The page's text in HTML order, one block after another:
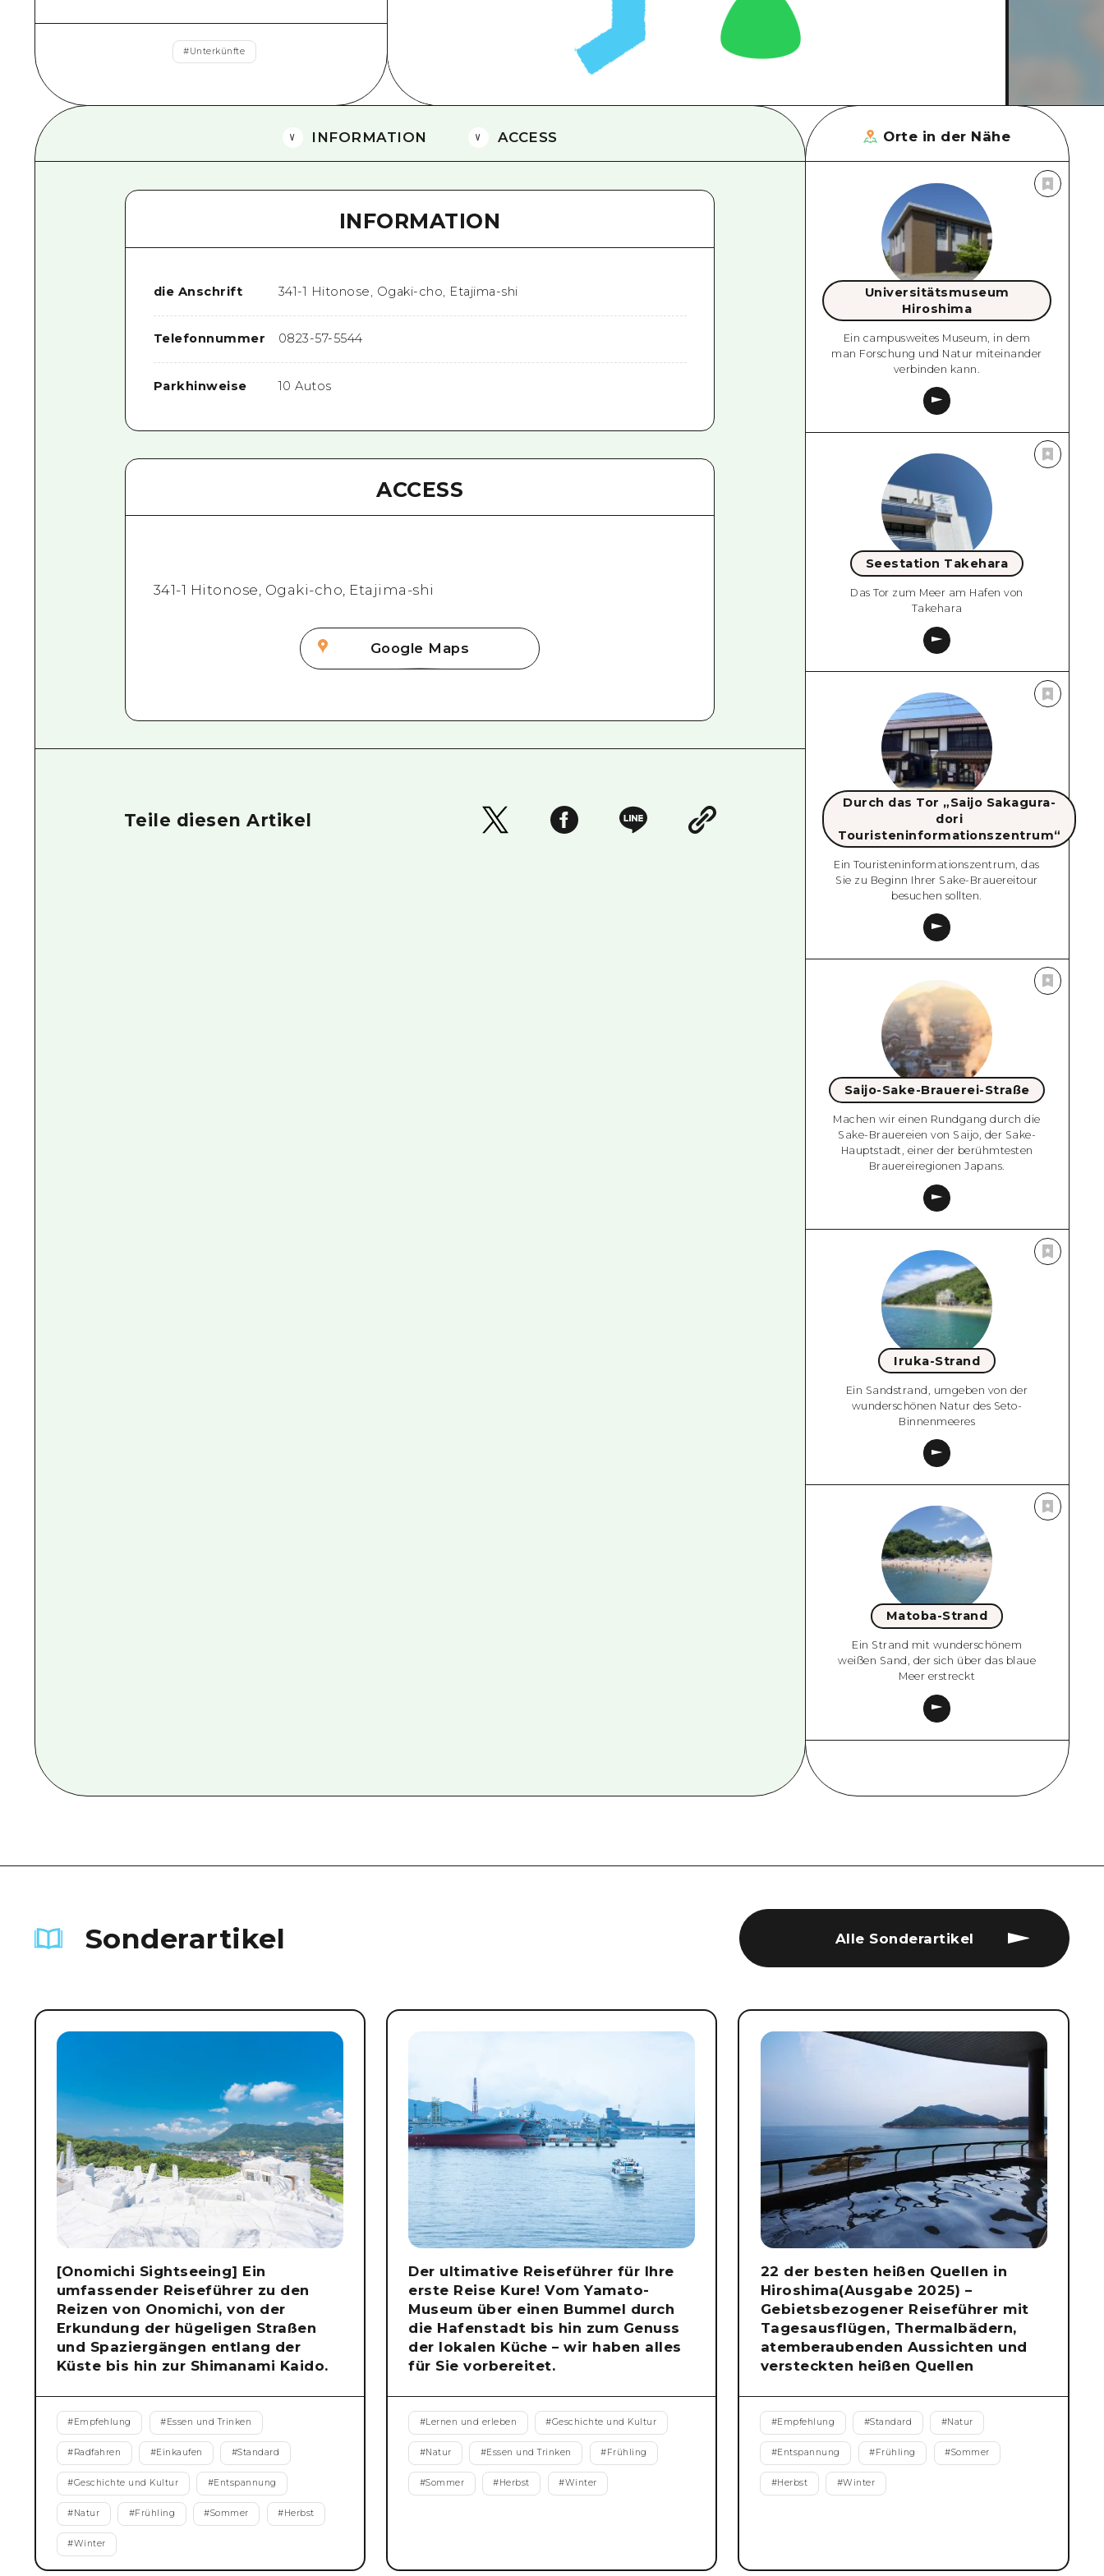
Östliches Yamaguchi
Ehime
Shimane
#Unterkünfte
INFORMATION ACCESS
INFORMATION
die Anschrift 341-1 Hitonose, Ogaki-cho, Etajima-shi
Telefonnummer 0823-57-5544
Parkhinweise 10 Autos
ACCESS
341-1 Hitonose, Ogaki-cho, Etajima-shi
Google Maps
Teile diesen Artikel
Orte in der Nähe
Universitätsmuseum
Hiroshima
Ein campusweites Museum, in dem
man Forschung und Natur miteinander
verbinden kann.
Seestation Takehara
Das Tor zum Meer am Hafen von
Takehara
Durch das Tor „Saijo Sakagura-
dori
Touristeninformationszentrum“
Ein Touristeninformationszentrum, das
Sie zu Beginn Ihrer Sake-Brauereitour
besuchen sollten.
Saijo-Sake-Brauerei-Straße
Machen wir einen Rundgang durch die
Sake-Brauereien von Saijo, der Sake-
Hauptstadt, einer der berühmtesten
Brauereiregionen Japans.
Iruka-Strand
Ein Sandstrand, umgeben von der
wunderschönen Natur des Seto-
Binnenmeeres
Matoba-Strand
Ein Strand mit wunderschönem
weißen Sand, der sich über das blaue
Meer erstreckt
Sonderartikel Alle Sonderartikel
[Onomichi Sightseeing] Ein
umfassender Reiseführer zu den
Reizen von Onomichi, von der
Erkundung der hügeligen Straßen
und Spaziergängen entlang der
Küste bis hin zur Shimanami Kaido.
#Empfehlung #Essen und Trinken
#Radfahren #Einkaufen #Standard
#Geschichte und Kultur #Entspannung
#Natur #Frühling #Sommer #Herbst
#Winter
Der ultimative Reiseführer für Ihre
erste Reise Kure! Vom Yamato-
Museum über einen Bummel durch
die Hafenstadt bis hin zum Genuss
der lokalen Küche – wir haben alles
für Sie vorbereitet.
#Lernen und erleben #Geschichte und Kultur
#Natur #Essen und Trinken #Frühling
#Sommer #Herbst #Winter
22 der besten heißen Quellen in
Hiroshima(Ausgabe 2025) –
Gebietsbezogener Reiseführer mit
Tagesausflügen, Thermalbädern,
atemberaubenden Aussichten und
versteckten heißen Quellen
#Empfehlung #Standard #Natur
#Entspannung #Frühling #Sommer
#Herbst #Winter